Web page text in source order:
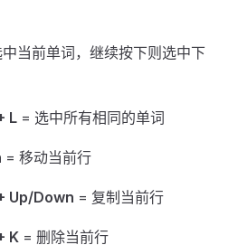
当前单词，继续按下则选中下
L = 选中所有相同的单词
= 移动当前行
Up/Down = 复制当前行
K = 删除当前行